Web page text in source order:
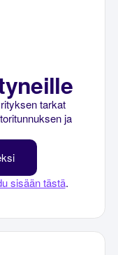
tarkat
ja
sisään tästä.